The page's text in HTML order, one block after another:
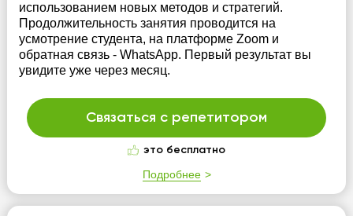
использованием новых методов и стратегий.
Продолжительность занятия проводится на
усмотрение студента, на платформе Zoom и
обратная связь - WhatsApp. Первый результат вы
увидите уже через месяц.
Связаться с репетитором
это бесплатно
Подробнее